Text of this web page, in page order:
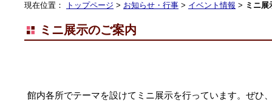
現在位置： トップページ > お知らせ・行事 > イベント情報 > ミニ展
ミニ展示のご案内
館内各所でテーマを設けてミニ展示を行っています。ぜひ